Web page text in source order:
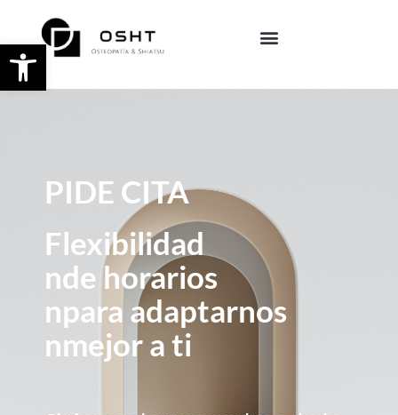
Abrir barra de herramientas
PIDE CITA
Flexibilidad
nde horarios
npara adaptarnos
nmejor a ti